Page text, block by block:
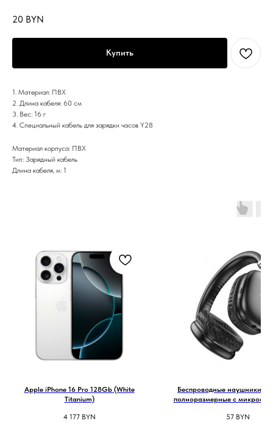
20 BYN
Купить
1. Материал: ПВХ
2. Длина кабеля: 60 см
3. Вес: 16 г
4. Специальный кабель для зарядки часов Y28
Материал корпуса: ПВХ
Тип: Зарядный кабель
Длина кабеля, м: 1
Apple iPhone 16 Pro 128Gb (White
Titanium)
4 177 BYN
Беспроводные наушники
полноразмерные с
57 BYN